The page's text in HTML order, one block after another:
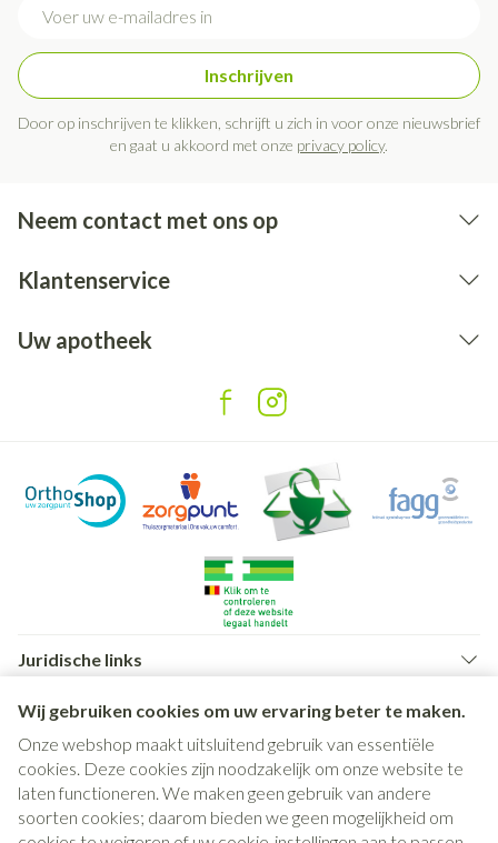
Wij gebruiken cookies om uw ervaring beter te maken.
Onze webshop maakt uitsluitend gebruik van essentiële
cookies. Deze cookies zijn noodzakelijk om onze website te
laten functioneren. We maken geen gebruik van andere
soorten cookies; daarom bieden we geen mogelijkheid om
Inschrijven
Door op inschrijven te klikken, schrijft u zich in voor onze nieuwsbrief
en gaat u akkoord met onze privacy policy.
Neem contact met ons op
Klantenservice
Uw apotheek
Juridische links